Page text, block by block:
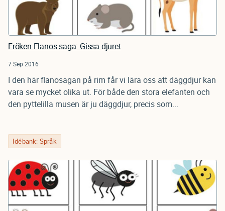
Fröken Flanos saga: Gissa djuret
7 Sep 2016
I den här flanosagan på rim får vi lära oss att däggdjur kan
vara se mycket olika ut. För både den stora elefanten och
den pyttelilla musen är ju däggdjur, precis som...
Idébank: Språk